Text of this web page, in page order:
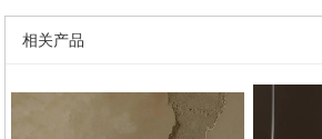
相关产品